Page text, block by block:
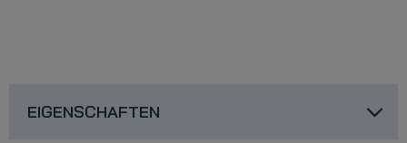
EIGENSCHAFTEN